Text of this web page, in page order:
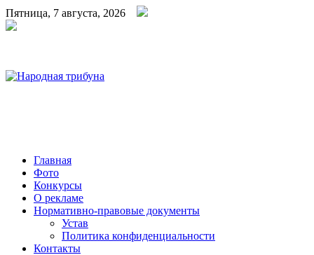
Пятница, 7 августа, 2026
Главная
Фото
Конкурсы
О рекламе
Нормативно-правовые документы
Устав
Политика конфиденциальности
Контакты